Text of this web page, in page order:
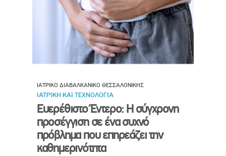
ΙΑΤΡΙΚΟ ΔΙΑΒΑΛΚΑΝΙΚΟ ΘΕΣΣΑΛΟΝΙΚΗΣ
ΙΑΤΡΙΚΗ ΚΑΙ ΤΕΧΝΟΛΟΓΙΑ
Ευερέθιστο Έντερο: Η σύγχρονη
προσέγγιση σε ένα συχνό
πρόβλημα που επηρεάζει την
καθημερινότητα